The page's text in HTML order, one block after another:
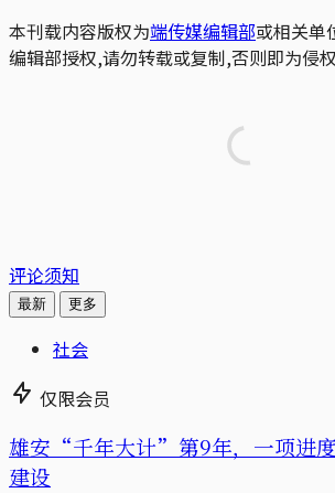
本刊载内容版权为端传媒编辑部或相关单
编辑部授权,请勿转载或复制,否则即为侵权
评论须知
最新 更多
社会
仅限会员
雄安“千年大计”第9年，一项进
建设